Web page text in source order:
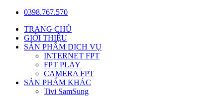
0398.767.570
TRANG CHỦ
GIỚI THIỆU
SẢN PHẨM DỊCH VỤ
INTERNET FPT
FPT PLAY
CAMERA FPT
SẢN PHẨM KHÁC
Tivi SamSung